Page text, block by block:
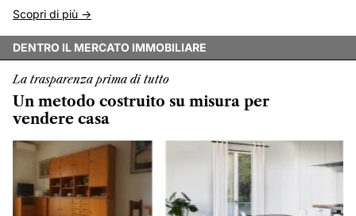
Scopri di più ->
DENTRO IL MERCATO IMMOBILIARE
La trasparenza prima di tutto
Un metodo costruito su misura per
vendere casa